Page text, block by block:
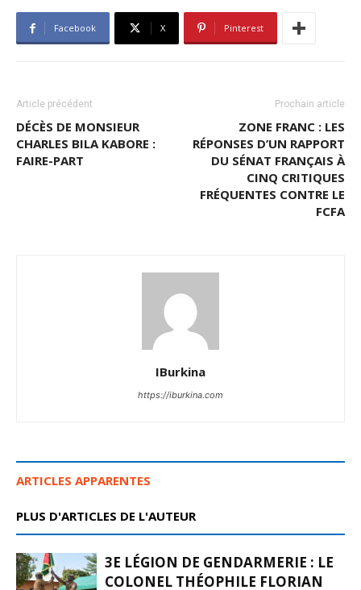
Facebook X Pinterest
Article précédent
DÉCÈS DE MONSIEUR
CHARLES BILA KABORE :
FAIRE-PART
Prochain article
ZONE FRANC : LES
RÉPONSES D’UN RAPPORT
DU SÉNAT FRANÇAIS À
CINQ CRITIQUES
FRÉQUENTES CONTRE LE
FCFA
IBurkina
https://iburkina.com
ARTICLES APPARENTES
PLUS D'ARTICLES DE L'AUTEUR
3E LÉGION DE GENDARMERIE : LE
COLONEL THÉOPHILE FLORIAN